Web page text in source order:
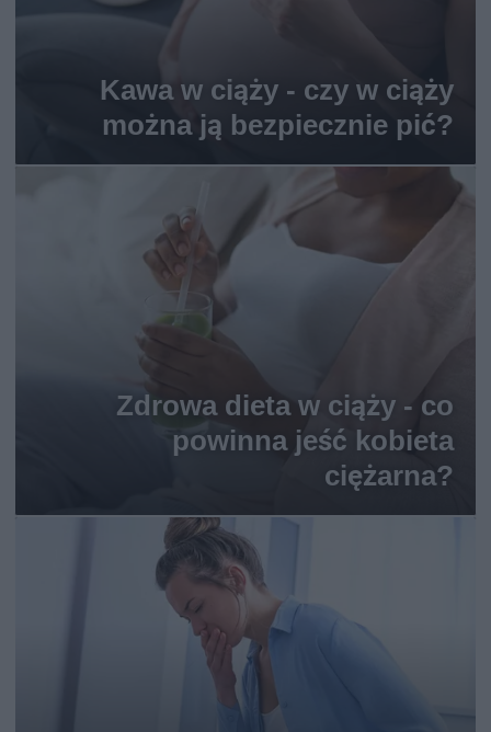
Kawa w ciąży - czy w ciąży
można ją bezpiecznie pić?
Zdrowa dieta w ciąży - co
powinna jeść kobieta
ciężarna?